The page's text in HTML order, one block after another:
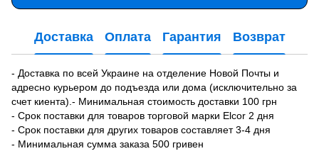
Доставка Оплата Гарантия Возврат
- Доставка по всей Украине на отделение Новой Почты и
адресно курьером до подъезда или дома (исключительно за
счет киента).- Минимальная стоимость доставки 100 грн
- Срок поставки для товаров торговой марки Elcor 2 дня
- Срок поставки для других товаров составляет 3-4 дня
- Минимальная сумма заказа 500 гривен